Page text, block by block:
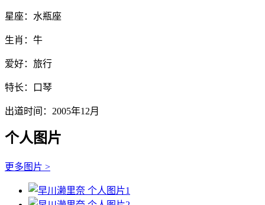
星座：水瓶座
生肖：牛
爱好：旅行
特长：口琴
出道时间：2005年12月
个人图片
更多图片 >